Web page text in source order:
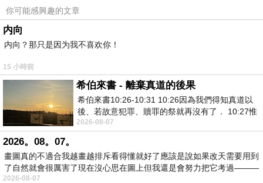
體）能夠
模擬４台虛擬ｓｅｒｖｅｒ＋２台虛擬ｒｏｕｔ
ｅｒ．
這樣就可以在真的軟體升級之前完全測試整個升
級流程．
總算做完了這波的升級！
接下來又有一波紅帽７．ｘ升級８．ｘ瞜！
又有得忙了！
你可能感興趣的文章
内向
内向？那只是因为我不喜欢你！
15 小時前
希伯來書 - 離棄真道的後果
希伯來書10:26-10:31 10:26因為我們得知真道以
後、若故意犯罪、贖罪的祭就再沒有了． 10:27惟
有戰懼等候審判和那燒滅眾敵人的烈火
2026-08-07
2026。08。07。
畫圖真的不適合我越畫越排斥看得懂就好了應該是說如果改天需要用到
了自然就會很厲害了現在沒心思在圖上但我還是會努力把它考過———
2026-08-07